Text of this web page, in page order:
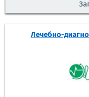
Лечебно-